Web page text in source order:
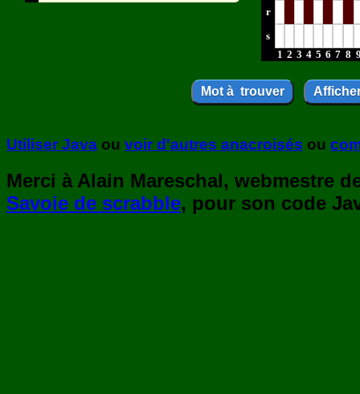
r
s
1 2 3 4 5 6 7 8
Utiliser Java ou voir d'autres anacroisés ou
Merci à Alain Mareschal, webmestre
Savoie de scrabble, pour son code